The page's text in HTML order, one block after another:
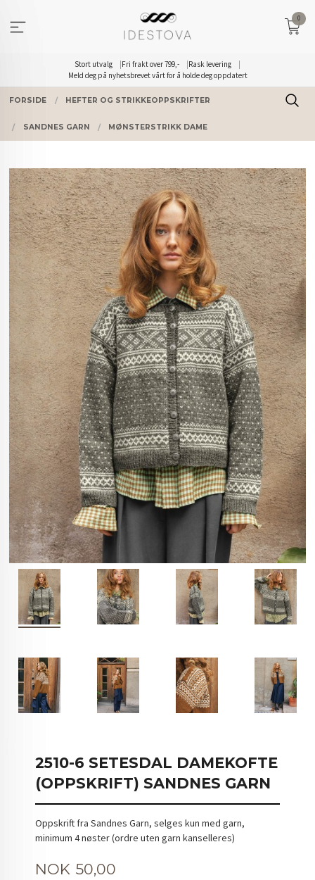
innholdet
Stort utvalg Fri frakt over 799,-
Rask levering
Meld deg på nyhetsbrevet vårt for å holde deg oppdatert
0
FORSIDE HEFTER OG STRIKKEOPPSKRIFTER
SANDNES GARN MØNSTERSTRIKK DAME
2510-6 SETESDAL DAMEKOFTE
(OPPSKRIFT) SANDNES GARN
Oppskrift fra Sandnes Garn, selges kun med garn,
minimum 4 nøster (ordre uten garn kanselleres)
Pris
NOK 50,00